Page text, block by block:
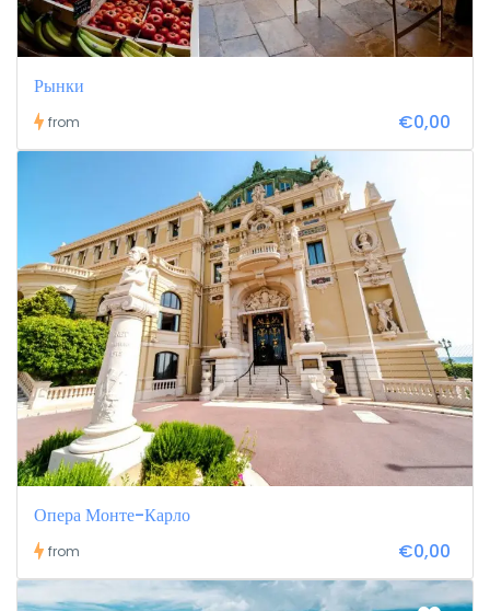
Рынки
from €0,00
Опера Монте-Карло
from €0,00